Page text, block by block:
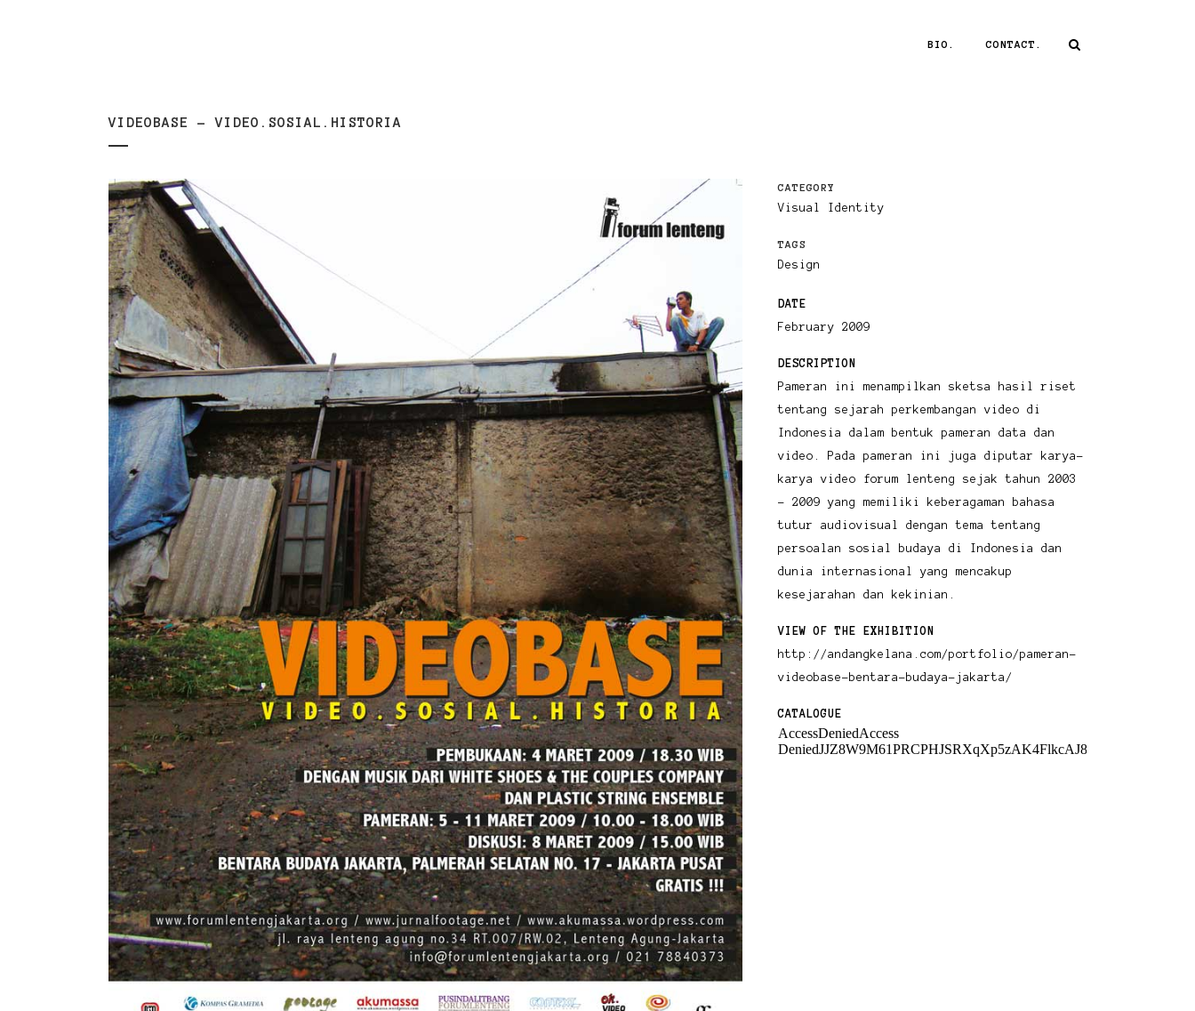
BIO. CONTACT.
VIDEOBASE – VIDEO.SOSIAL.HISTORIA
CATEGORY
Visual Identity
TAGS
Design
DATE
February 2009
DESCRIPTION
Pameran ini menampilkan sketsa hasil riset
tentang sejarah perkembangan video di
Indonesia dalam bentuk pameran data dan
video. Pada pameran ini juga diputar karya-
karya video forum lenteng sejak tahun 2003
– 2009 yang memiliki keberagaman bahasa
tutur audiovisual dengan tema tentang
persoalan sosial budaya di Indonesia dan
dunia internasional yang mencakup
kesejarahan dan kekinian.
VIEW OF THE EXHIBITION
http://andangkelana.com/portfolio/pameran-
videobase-bentara-budaya-jakarta/
CATALOGUE